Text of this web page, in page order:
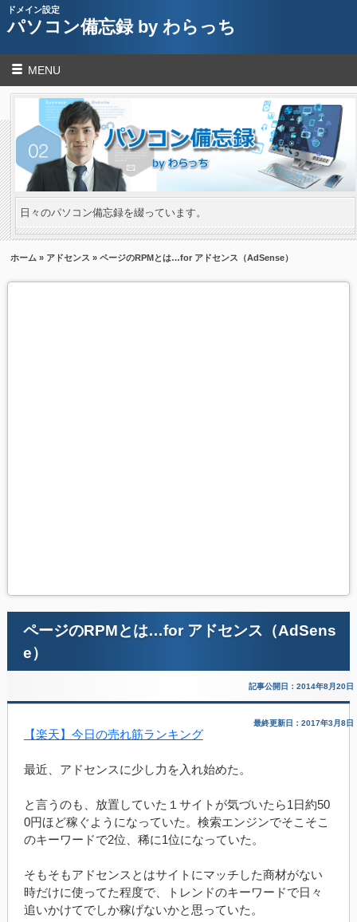
ドメイン設定
パソコン備忘録 by わらっち
MENU
日々のパソコン備忘録を綴っています。
ホーム » アドセンス » ページのRPMとは…for アドセンス（AdSense）
ページのRPMとは…for アドセンス（AdSens
e）
記事公開日：2014年8月20日
最終更新日：2017年3月8日
【楽天】今日の売れ筋ランキング
最近、アドセンスに少し力を入れ始めた。
と言うのも、放置していた１サイトが気づいたら1日約50
0円ほど稼ぐようになっていた。検索エンジンでそこそこ
のキーワードで2位、稀に1位になっていた。
そもそもアドセンスとはサイトにマッチした商材がない
時だけに使ってた程度で、トレンドのキーワードで日々
追いかけてでしか稼げないかと思っていた。